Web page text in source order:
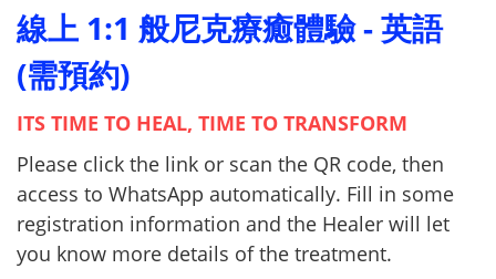
線上 1:1 般尼克療癒體驗 - 英語
(需預約)
ITS TIME TO HEAL, TIME TO TRANSFORM
Please click the link or scan the QR code, then
access to WhatsApp automatically. Fill in some
registration information and the Healer will let
you know more details of the treatment.